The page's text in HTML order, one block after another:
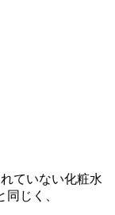
ていない化粧水
じく、